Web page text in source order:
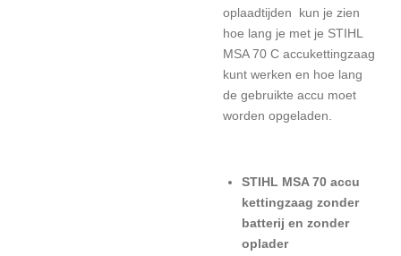
oplaadtijden
kun je zien
hoe lang je met je STIHL
MSA 70 C accukettingzaag
kunt werken en hoe lang
de gebruikte accu moet
worden opgeladen.
STIHL MSA 70 accu
kettingzaag zonder
batterij en zonder
oplader